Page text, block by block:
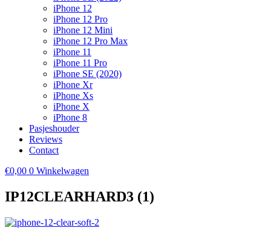
iPhone 12
iPhone 12 Pro
iPhone 12 Mini
iPhone 12 Pro Max
iPhone 11
iPhone 11 Pro
iPhone SE (2020)
iPhone Xr
iPhone Xs
iPhone X
iPhone 8
Pasjeshouder
Reviews
Contact
€0,00 0 Winkelwagen
IP12CLEARHARD3 (1)